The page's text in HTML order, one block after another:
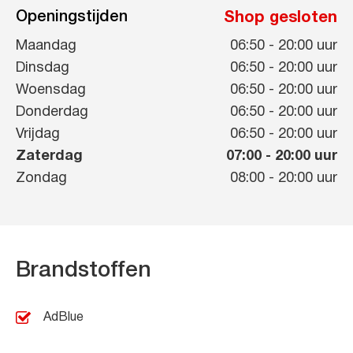
Openingstijden Shop gesloten
Maandag 06:50 - 20:00 uur
Dinsdag
06:50 - 20:00 uur
Woensdag
06:50 - 20:00 uur
Donderdag
06:50 - 20:00 uur
Vrijdag
06:50 - 20:00 uur
Zaterdag
07:00 - 20:00 uur
Zondag
08:00 - 20:00 uur
Brandstoffen
AdBlue